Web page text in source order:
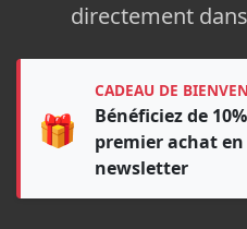
directement
🎁
CADEAU DE
Bénéficiez de
premier achat
newsletter